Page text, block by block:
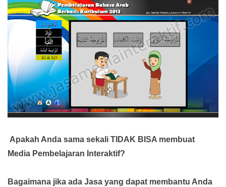
Apakah Anda sama sekali TIDAK BISA membuat
Media Pembelajaran Interaktif?
Bagaimana jika ada Jasa yang dapat membantu Anda